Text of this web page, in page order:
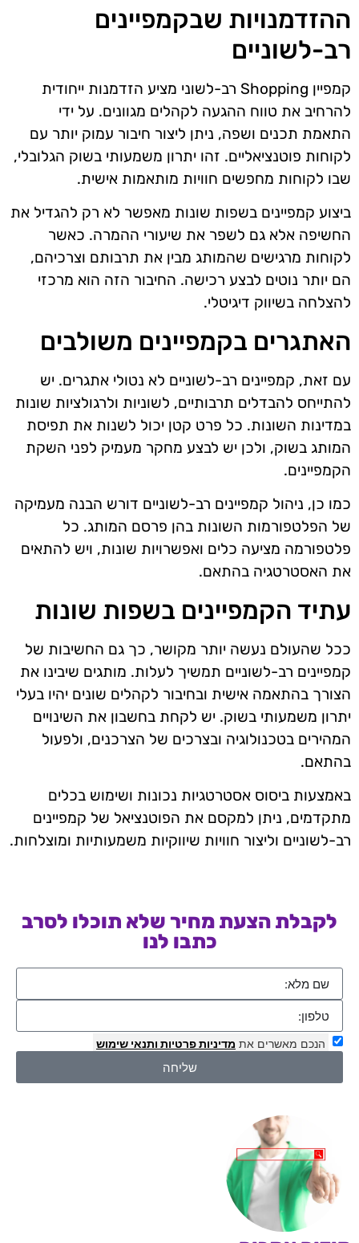
ההזדמנויות שבקמפיינים
רב-לשוניים
קמפיין Shopping רב-לשוני מציע הזדמנות ייחודית
להרחיב את טווח ההגעה לקהלים מגוונים. על ידי
התאמת תכנים ושפה, ניתן ליצור חיבור עמוק יותר עם
לקוחות פוטנציאליים. זהו יתרון משמעותי בשוק הגלובלי,
שבו לקוחות מחפשים חוויות מותאמות אישית.
ביצוע קמפיינים בשפות שונות מאפשר לא רק להגדיל את
החשיפה אלא גם לשפר את שיעורי ההמרה. כאשר
לקוחות מרגישים שהמותג מבין את תרבותם וצרכיהם,
הם יותר נוטים לבצע רכישה. החיבור הזה הוא מרכזי
להצלחה בשיווק דיגיטלי.
האתגרים בקמפיינים משולבים
עם זאת, קמפיינים רב-לשוניים לא נטולי אתגרים. יש
להתייחס להבדלים תרבותיים, לשוניות ולרגולציות שונות
במדינות השונות. כל פרט קטן יכול לשנות את תפיסת
המותג בשוק, ולכן יש לבצע מחקר מעמיק לפני השקת
הקמפיינים.
כמו כן, ניהול קמפיינים רב-לשוניים דורש הבנה מעמיקה
של הפלטפורמות השונות בהן פרסם המותג. כל
פלטפורמה מציעה כלים ואפשרויות שונות, ויש להתאים
את האסטרטגיה בהתאם.
עתיד הקמפיינים בשפות שונות
ככל שהעולם נעשה יותר מקושר, כך גם החשיבות של
קמפיינים רב-לשוניים תמשיך לעלות. מותגים שיבינו את
הצורך בהתאמה אישית ובחיבור לקהלים שונים יהיו בעלי
יתרון משמעותי בשוק. יש לקחת בחשבון את השינויים
המהירים בטכנולוגיה ובצרכים של הצרכנים, ולפעול
בהתאם.
באמצעות ביסוס אסטרטגיות נכונות ושימוש בכלים
מתקדמים, ניתן למקסם את הפוטנציאל של קמפיינים
רב-לשוניים וליצור חוויות שיווקיות משמעותיות ומוצלחות.
לקבלת הצעת מחיר שלא תוכלו לסרב
כתבו לנו
הנכם מאשרים את מדיניות פרטיות ותנאי שימוש
שליחה